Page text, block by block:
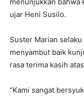
ujar Heni Susilo.
Suster Marian
menyambut baik
rasa terima kasih
“Kami sangat